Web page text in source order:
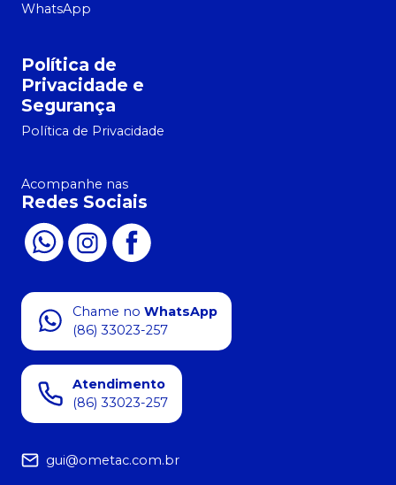
WhatsApp
Política de
Privacidade e
Segurança
Política de Privacidade
Acompanhe nas
Redes Sociais
Chame no WhatsApp
(86) 33023-257
Atendimento
(86) 33023-257
gui@ometac.com.br